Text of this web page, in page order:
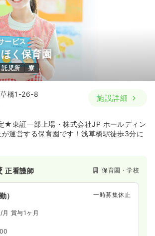
ービス
く保育園
託児所 寮
橋1-26-8
施設詳細
★東証一部上場・株式会社JP ホールディン
運営する保育園です！浅草橋駅徒歩3分に
正看護師 保育園・学校
） 一時募集休止
/月 賞与1ヶ月